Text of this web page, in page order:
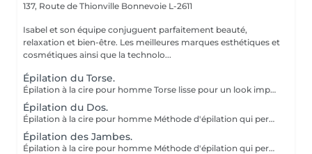
137, Route de Thionville Bonnevoie L-2611
Isabel et son équipe conjuguent parfaitement beauté,
relaxation et bien-être. Les meilleures marques esthétiques et
cosmétiques ainsi que la technolo...
Épilation du Torse.
Épilation à la cire pour homme Torse lisse pour un look impeccable. Méthode d'épilation qui permet l'élimination des poils de façon efficace. Les poils qui repoussent s'affinent et sont plus doux. Pour l'épilation masculine, nous utilisons la cire tiède pour la plupart des régions du corps et la cire chaude pour les régions plus sensibles (torse et parties intimes). Le post-épilatoire spécifique aux besoins de la peau des hommes est appliqué par la suite afin de minimiser l'apparition de petits boutons et de poils incarnés. Gardez à l'esprit qu'une exfoliation APRÈS l'épilation est la façon la plus efficace de minimiser ces effets indésirables.
Épilation du Dos.
Épilation à la cire pour homme Méthode d'épilation qui permet l'élimination des poils de façon efficace. Les poils qui repoussent s'affinent et sont plus doux. Pour l'épilation masculine, nous utilisons la cire tiède pour la plupart des régions du corps et la cire chaude pour les régions plus sensibles (torse et parties intimes). Le post-épilatoire spécifique aux besoins de la peau des hommes est appliqué par la suite afin de minimiser l'apparition de petits boutons et de poils incarnés. Gardez à l'esprit qu'une exfoliation APRÈS l'épilation est la façon la plus efficace de minimiser ces effets indésirables.
Épilation des Jambes.
Épilation à la cire pour homme Méthode d'épilation qui permet l'élimination des poils de façon efficace. Les poils qui repoussent s'affinent et sont plus doux. Pour l'épilation masculine, nous utilisons la cire tiède pour la plupart des régions du corps et la cire chaude pour les régions plus sensibles (torse et parties intimes). Le post-épilatoire spécifique aux besoins de la peau des hommes est appliqué par la suite afin de minimiser l'apparition de petits boutons et de poils incarnés. Gardez à l'esprit qu'une exfoliation APRÈS l'épilation est la façon la plus efficace de minimiser ces effets indésirables.